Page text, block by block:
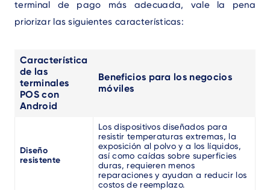
terminal de pago más adecuada, vale la pena
priorizar las siguientes características:
Característica
de las
terminales
POS con
Android
Beneficios para los negocios
móviles
Diseño
resistente
Los dispositivos diseñados para
resistir temperaturas extremas, la
exposición al polvo y a los líquidos,
así como caídas sobre superficies
duras, requieren menos
reparaciones y ayudan a reducir los
costos de reemplazo.